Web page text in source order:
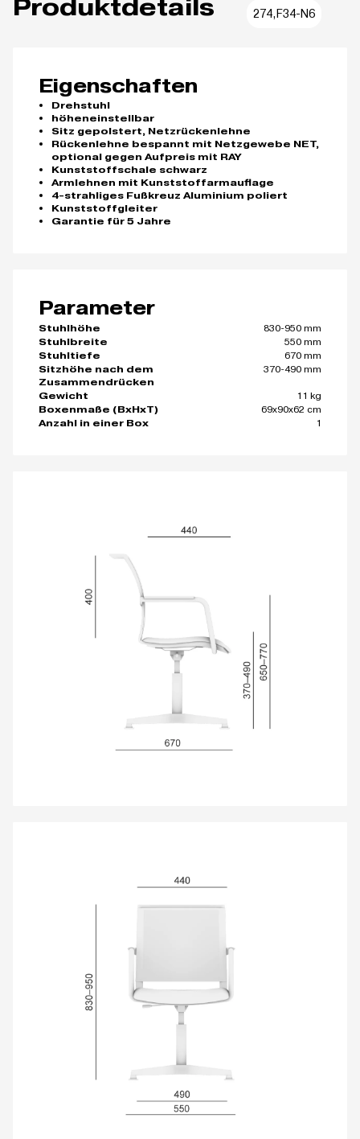
Produktdetails 274,F34-N6
Eigenschaften
Drehstuhl
höheneinstellbar
Sitz gepolstert, Netzrückenlehne
Rückenlehne bespannt mit Netzgewebe NET,
optional gegen Aufpreis mit RAY
Kunststoffschale schwarz
Armlehnen mit Kunststoffarmauflage
4-strahliges Fußkreuz Aluminium poliert
Kunststoffgleiter
Garantie für 5 Jahre
Parameter
Stuhlhöhe
830-950 mm
Stuhlbreite
550 mm
Stuhltiefe
670 mm
Sitzhöhe nach dem
Zusammendrücken
370-490 mm
Gewicht
11 kg
Boxenmaße (BxHxT)
69x90x62 cm
Anzahl in einer Box
1